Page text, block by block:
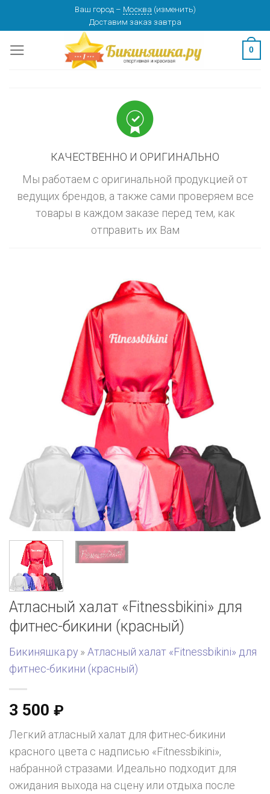
content
Ваш город – Москва (изменить)
Доставим заказ завтра
0
КАЧЕСТВЕННО И ОРИГИНАЛЬНО
Мы работаем с оригинальной продукцией от
ведущих брендов, а также сами проверяем все
товары в каждом заказе перед тем, как
отправить их Вам
Атласный халат «Fitnessbikini» для
фитнес-бикини (красный)
Бикиняшка.ру » Атласный халат «Fitnessbikini» для
фитнес-бикини (красный)
3 500 ₽
Легкий атласный халат для фитнес-бикини
красного цвета с надписью «Fitnessbikini»,
набранной стразами. Идеально подходит для
ожидания выхода на сцену или отдыха после
изменить